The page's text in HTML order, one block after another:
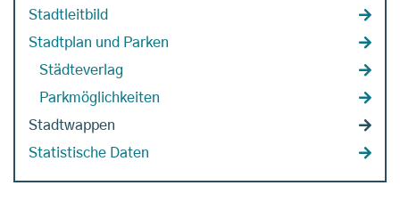
Stadtleitbild
Stadtplan und Parken
Städteverlag
Parkmöglichkeiten
Stadtwappen
Statistische Daten